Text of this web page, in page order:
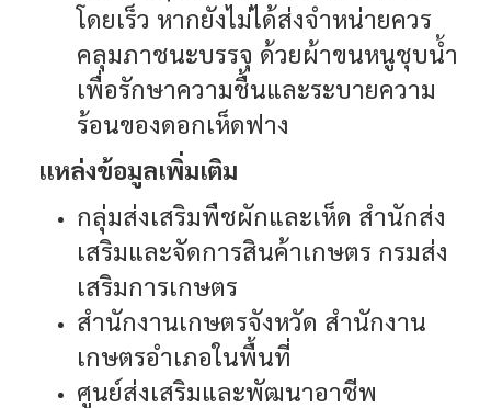
โดยเร็ว หากยังไม่ได้ส่งจำหน่ายควร
คลุมภาชนะบรรจุ ด้วยผ้าขนหนูชุบน้ำ
เพื่อรักษาความชื้นและระบายความ
ร้อนของดอกเห็ดฟาง
แหล่งข้อมูลเพิ่มเติม
กลุ่มส่งเสริมพืชผักและเห็ด สำนักส่ง
เสริมและจัดการสินค้าเกษตร กรมส่ง
เสริมการเกษตร
สำนักงานเกษตรจังหวัด สำนักงาน
เกษตรอำเภอในพื้นที่
ศูนย์ส่งเสริมและพัฒนาอาชีพ